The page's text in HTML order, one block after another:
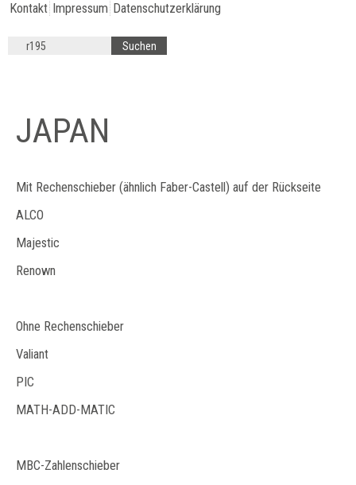
Kontakt Impressum Datenschutzerklärung
JAPAN
Mit Rechenschieber (ähnlich Faber-Castell) auf der Rückseite
ALCO
Majestic
Renown
Ohne Rechenschieber
Valiant
PIC
MATH-ADD-MATIC
MBC-Zahlenschieber